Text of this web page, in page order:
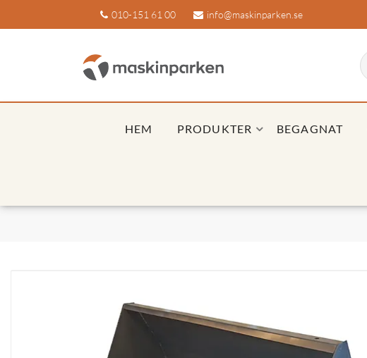
010-151 61 00 info@maskinparken.se
HEM PRODUKTER BEGAGNAT